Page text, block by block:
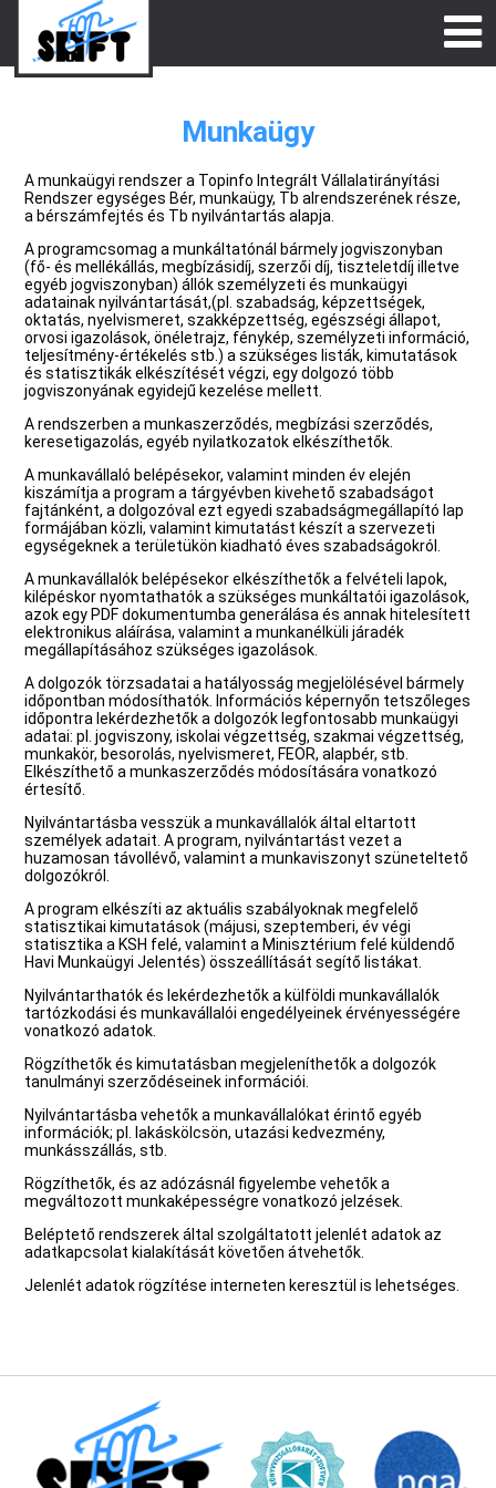
Munkaügy
A munkaügyi rendszer a Topinfo Integrált Vállalatirányítási
Rendszer egységes Bér, munkaügy, Tb alrendszerének része,
a bérszámfejtés és Tb nyilvántartás alapja.
A programcsomag a munkáltatónál bármely jogviszonyban
(fő- és mellékállás, megbízásidíj, szerzői díj, tiszteletdíj illetve
egyéb jogviszonyban) állók személyzeti és munkaügyi
adatainak nyilvántartását,(pl. szabadság, képzettségek,
oktatás, nyelvismeret, szakképzettség, egészségi állapot,
orvosi igazolások, önéletrajz, fénykép, személyzeti információ,
teljesítmény-értékelés stb.) a szükséges listák, kimutatások
és statisztikák elkészítését végzi, egy dolgozó több
jogviszonyának egyidejű kezelése mellett.
A rendszerben a munkaszerződés, megbízási szerződés,
keresetigazolás, egyéb nyilatkozatok elkészíthetők.
A munkavállaló belépésekor, valamint minden év elején
kiszámítja a program a tárgyévben kivehető szabadságot
fajtánként, a dolgozóval ezt egyedi szabadságmegállapító lap
formájában közli, valamint kimutatást készít a szervezeti
egységeknek a területükön kiadható éves szabadságokról.
A munkavállalók belépésekor elkészíthetők a felvételi lapok,
kilépéskor nyomtathatók a szükséges munkáltatói igazolások,
azok egy PDF dokumentumba generálása és annak hitelesített
elektronikus aláírása, valamint a munkanélküli járadék
megállapításához szükséges igazolások.
A dolgozók törzsadatai a hatályosság megjelölésével bármely
időpontban módosíthatók. Információs képernyőn tetszőleges
időpontra lekérdezhetők a dolgozók legfontosabb munkaügyi
adatai: pl. jogviszony, iskolai végzettség, szakmai végzettség,
munkakör, besorolás, nyelvismeret, FEOR, alapbér, stb.
Elkészíthető a munkaszerződés módosítására vonatkozó
értesítő.
Nyilvántartásba vesszük a munkavállalók által eltartott
személyek adatait. A program, nyilvántartást vezet a
huzamosan távollévő, valamint a munkaviszonyt szüneteltető
dolgozókról.
A program elkészíti az aktuális szabályoknak megfelelő
statisztikai kimutatások (májusi, szeptemberi, év végi
statisztika a KSH felé, valamint a Minisztérium felé küldendő
Havi Munkaügyi Jelentés) összeállítását segítő listákat.
Nyilvántarthatók és lekérdezhetők a külföldi munkavállalók
tartózkodási és munkavállalói engedélyeinek érvényességére
vonatkozó adatok.
Rögzíthetők és kimutatásban megjeleníthetők a dolgozók
tanulmányi szerződéseinek információi.
Nyilvántartásba vehetők a munkavállalókat érintő egyéb
információk; pl. lakáskölcsön, utazási kedvezmény,
munkásszállás, stb.
Rögzíthetők, és az adózásnál figyelembe vehetők a
megváltozott munkaképességre vonatkozó jelzések.
Beléptető rendszerek által szolgáltatott jelenlét adatok az
adatkapcsolat kialakítását követően átvehetők.
Jelenlét adatok rögzítése interneten keresztül is lehetséges.